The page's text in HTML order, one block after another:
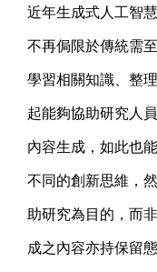
近年生成式人工智慧
不再侷限於傳統需
學習相關知識、整
起能夠協助研究人
內容生成，如此也
不同的創新思維，
助研究為目的，而
成之內容亦持保留